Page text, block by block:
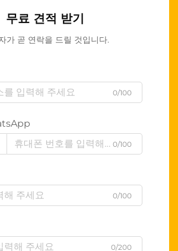
무료 견적 받기
가 곧 연락을 드릴 것입니다.
0/100
0/100
0/100
0/200